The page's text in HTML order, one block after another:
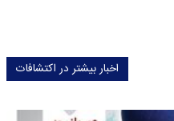
اخبار بیشتر در اکتشافات